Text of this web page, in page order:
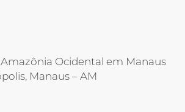
Ocidental em Manaus
Manaus – AM